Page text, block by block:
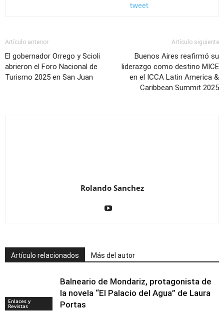
tweet
Artículo anterior
El gobernador Orrego y Scioli
abrieron el Foro Nacional de
Turismo 2025 en San Juan
Artículo siguiente
Buenos Aires reafirmó su
liderazgo como destino MICE
en el ICCA Latin America &
Caribbean Summit 2025
Rolando Sanchez
Artículo relacionados Más del autor
Enlaces y
Revistas
Balneario de Mondariz, protagonista de
la novela “El Palacio del Agua” de Laura
Portas